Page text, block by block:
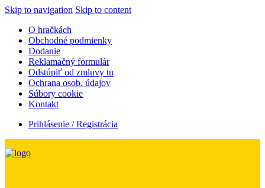
Skip to navigation Skip to content
O hračkách
Obchodné podmienky
Dodanie
Reklamačný formulár
Odstúpiť od zmluvy tu
Ochrana osob. údajov
Súbory cookie
Kontakt
Prihlásenie / Registrácia